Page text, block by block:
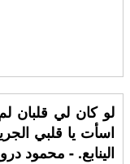
لو كان لي
اسأت يا قلبي
الينابع. - محمود